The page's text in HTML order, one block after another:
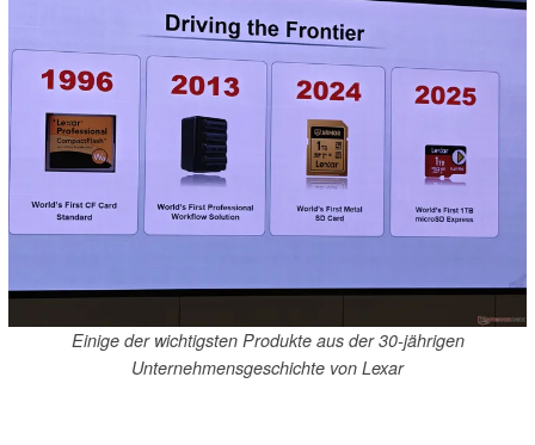
Einige der wichtigsten Produkte aus der 30-jährigen
Unternehmensgeschichte von Lexar